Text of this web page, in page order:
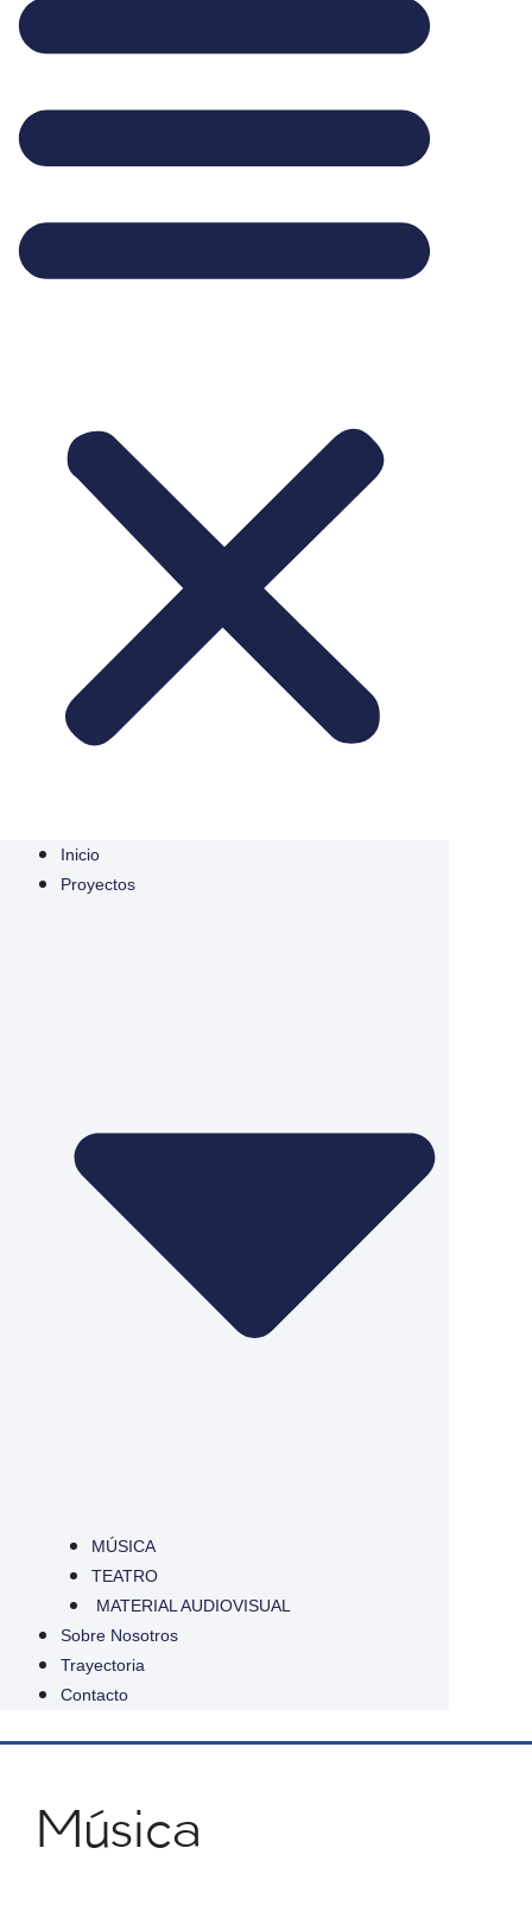
Inicio
Proyectos
MÚSICA
TEATRO
MATERIAL AUDIOVISUAL
Sobre Nosotros
Trayectoria
Contacto
Música